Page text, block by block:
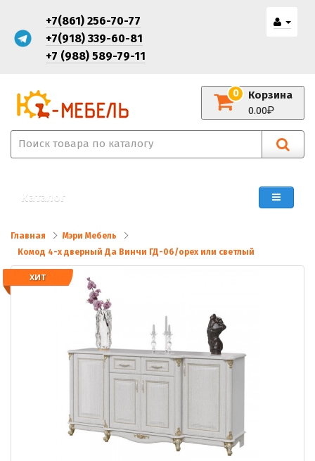
+7(861) 256-70-77
+7(918) 339-60-81
+7 (988) 589-79-11
Корзина
0
0.00
Каталог
Главная
Мэри Мебель
Комод 4-х дверный Да Винчи ГД-06/орех или светлый
ХИТ